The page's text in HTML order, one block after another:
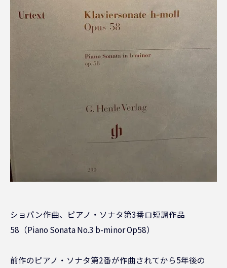
ショパン作曲、ピアノ・ソナタ第3番ロ短調作品
58（Piano Sonata No.3 b-minor Op58）
前作のピアノ・ソナタ第2番が作曲されてから5年後の